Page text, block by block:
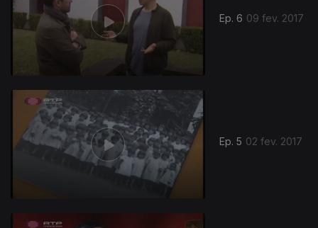
Ep. 6 09 fev. 2017
Ep. 5 02 fev. 2017